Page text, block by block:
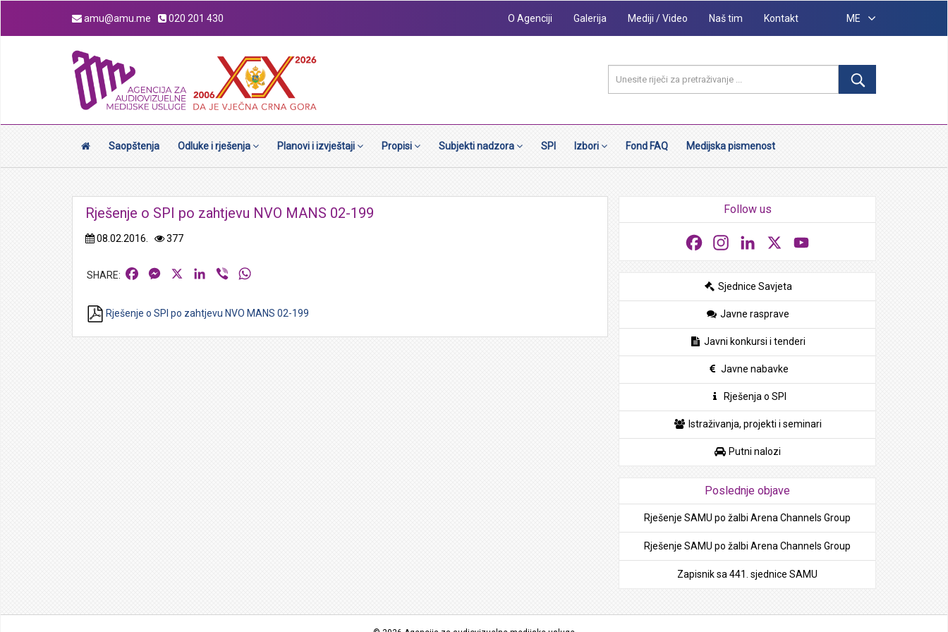
amu@amu.me 020 201 430 O Agenciji Galerija Mediji / Video Naš tim Kontakt ME
Saopštenja Odluke i rješenja Planovi i izvještaji Propisi Subjekti nadzora SPI Izbori Fond FAQ Medijska pismenost
Rješenje o SPI po zahtjevu NVO MANS 02-199
08.02.2016. 377
FacebookMessengerLinkedIn
Viber
Rješenje o SPI po zahtjevu NVO MANS 02-199
Follow us
FacebookInstagramLinkedIn
Sjednice Savjeta
Javne rasprave
Javni konkursi i tenderi
Javne nabavke
Rješenja o SPI
Istraživanja, projekti i seminari
Putni nalozi
Poslednje objave
Rješenje SAMU po žalbi Arena Channels Group
Rješenje SAMU po žalbi Arena Channels Group
Zapisnik sa 441. sjednice SAMU